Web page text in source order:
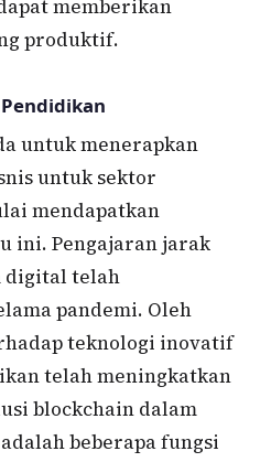
memberikan
produktif.
untuk menerapkan
untuk sektor
mendapatkan
ini. Pengajaran jarak
digital telah
pandemi. Oleh
teknologi inovatif
telah meningkatkan
blockchain dalam
beberapa fungsi